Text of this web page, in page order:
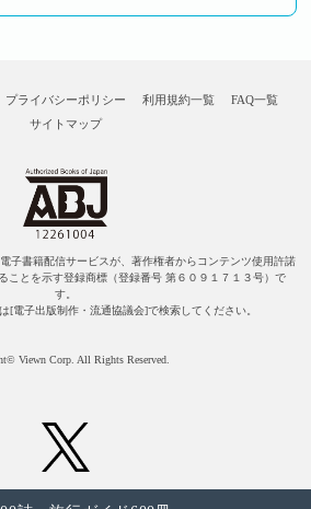
プライバシーポリシー 利用規約一覧
FAQ一覧
サイトマップ
子書籍配信サービスが、著作権者からコンテンツ使用許諾
ことを示す登録商標（登録番号 第６０９１７１３号）で
す。
[電子出版制作・流通協議会]で検索してください。
Viewn Corp. All Rights Reserved.